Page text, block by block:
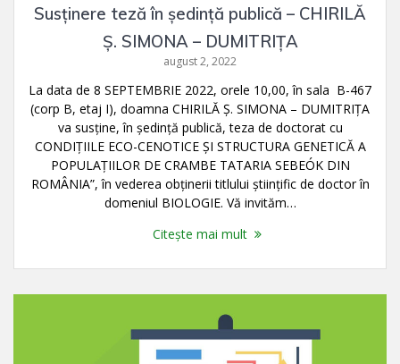
Susținere teză în ședință publică – CHIRILĂ
Ş. SIMONA – DUMITRIŢA
august 2, 2022
La data de 8 SEPTEMBRIE 2022, orele 10,00, în sala B-467
(corp B, etaj I), doamna CHIRILĂ Ş. SIMONA – DUMITRIŢA
va susţine, în şedinţă publică, teza de doctorat cu
CONDIŢIILE ECO-CENOTICE ŞI STRUCTURA GENETICĂ A
POPULAŢIILOR DE CRAMBE TATARIA SEBEÓK DIN
ROMÂNIA”, în vederea obţinerii titlului ştiinţific de doctor în
domeniul BIOLOGIE. Vă invităm…
Citește mai mult